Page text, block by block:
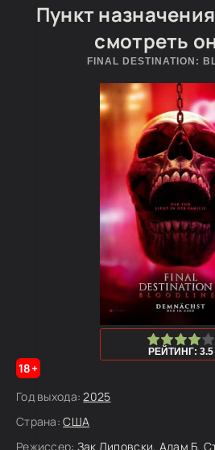
Пункт
смотреть
FINAL DESTINATION:
4
5
РЕЙТИНГ: 3.5
18+
Год выхода: 2025
Страна: США
Режиссер: Зак Липовски, Адам Б.